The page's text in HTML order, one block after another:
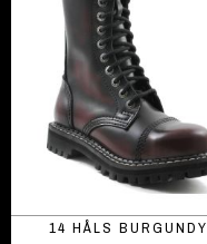
14 HÅLS BURGUNDY